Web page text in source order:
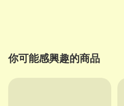
你可能感興趣的商品